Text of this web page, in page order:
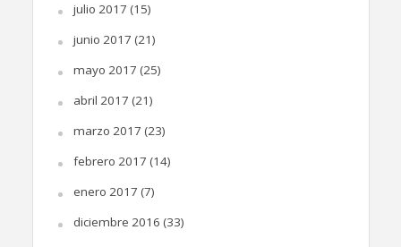
julio 2017 (15)
junio 2017 (21)
mayo 2017 (25)
abril 2017 (21)
marzo 2017 (23)
febrero 2017 (14)
enero 2017 (7)
diciembre 2016 (33)